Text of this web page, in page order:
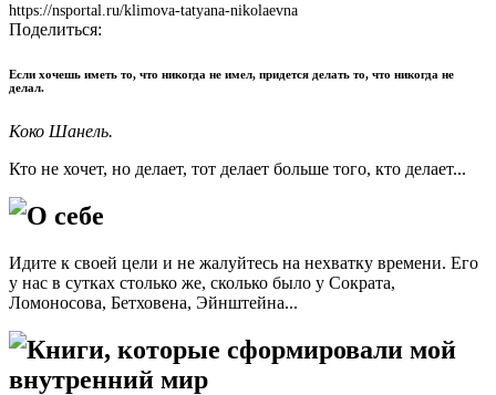
https://nsportal.ru/klimova-tatyana-nikolaevna
Поделиться:
Если хочешь иметь то, что никогда не имел, придется делать то, что никогда не
делал.
Коко Шанель.
Кто не хочет, но делает, тот делает больше того, кто делает...
О себе
Идите к своей цели и не жалуйтесь на нехватку времени. Его
у нас в сутках столько же, сколько было у Сократа,
Ломоносова, Бетховена, Эйнштейна...
Книги, которые сформировали мой
внутренний мир